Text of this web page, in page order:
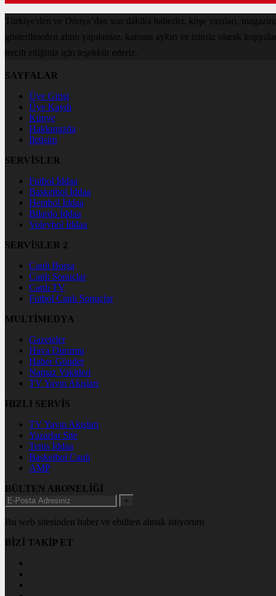
Türkiye'den ve Dünya’dan son dakika haberler, köşe yazıları,
gösterilmeden alıntı yapılamaz, kanuna aykırı ve izinsiz olarak
tercih ettiğiniz için teşekkür ederiz.
SAYFALAR
Üye Girişi
Üye Kaydı
Künye
Hakkımızda
İletişim
SERVİSLER
Futbol İddaa
Basketbol İddaa
Hentbol İddaa
Bilardo İddaa
Voleybol İddaa
SERVİSLER 2
Canlı Borsa
Canlı Sonuçlar
Canlı TV
Futbol Canlı Sonuçlar
MULTİMEDYA
Gazeteler
Hava Durumu
Haber Gönder
Namaz Vakitleri
TV Yayın Akışları
HIZLI SERVİS
TV Yayın Akışları
Yazarlar Site
Tenis İddaa
Basketbol Canlı
AMP
BÜLTEN ABONELİĞİ
+
Bu web sitesinden haber ve ebülten almak istiyorum
BİZİ TAKİP ET